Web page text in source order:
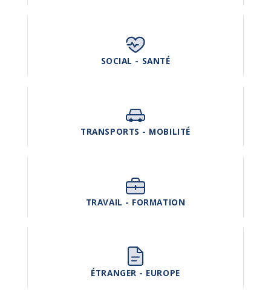
SOCIAL - SANTÉ
TRANSPORTS - MOBILITÉ
TRAVAIL - FORMATION
ÉTRANGER - EUROPE